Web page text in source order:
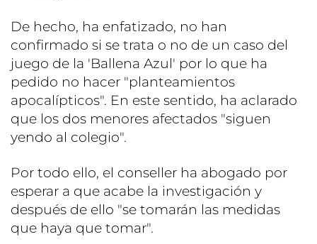
De hecho, ha enfatizado, no han
confirmado si se trata o no de un caso del
juego de la 'Ballena Azul' por lo que ha
pedido no hacer "planteamientos
apocalípticos". En este sentido, ha aclarado
que los dos menores afectados "siguen
yendo al colegio".
Por todo ello, el conseller ha abogado por
esperar a que acabe la investigación y
después de ello "se tomarán las medidas
que haya que tomar".